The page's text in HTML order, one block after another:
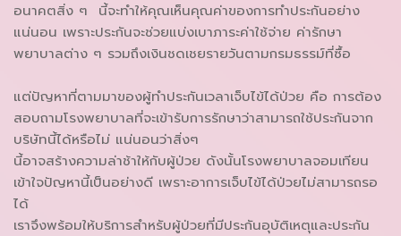
อนาคตสิ่ง ๆ นี้จะทำให้คุณเห็นคุณค่าของการทำประกันอย่าง
แน่นอน เพราะประกันจะช่วยแบ่งเบาภาระค่าใช้จ่าย ค่ารักษา
พยาบาลต่าง ๆ รวมถึงเงินชดเชยรายวันตามกรมธรรม์ที่ซื้อ
แต่ปัญหาที่ตามมาของผู้ทำประกันเวลาเจ็บไข้ได้ป่วย คือ การต้อง
สอบถามโรงพยาบาลที่จะเข้ารับการรักษาว่าสามารถใช้ประกันจาก
บริษัทนี้ได้หรือไม่ แน่นอนว่าสิ่งๆ
นี้อาจสร้างความล่าช้าให้กับผู้ป่วย ดังนั้นโรงพยาบาลจอมเทียน
เข้าใจปัญหานี้เป็นอย่างดี เพราะอาการเจ็บไข้ได้ป่วยไม่สามารถรอ
ได้
เราจึงพร้อมให้บริการสำหรับผู้ป่วยที่มีประกันอุบัติเหตุและประกัน